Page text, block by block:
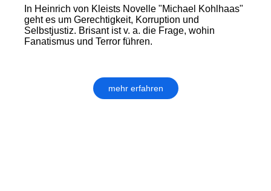
In Heinrich von Kleists Novelle "Michael Kohlhaas"
geht es um Gerechtigkeit, Korruption und
Selbstjustiz. Brisant ist v. a. die Frage, wohin
Fanatismus und Terror führen.
mehr erfahren